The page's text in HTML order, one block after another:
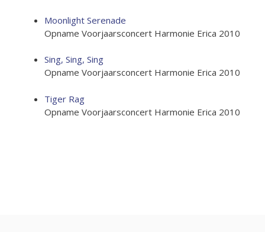
Moonlight Serenade
Opname Voorjaarsconcert Harmonie Erica 2010
Sing, Sing, Sing
Opname Voorjaarsconcert Harmonie Erica 2010
Tiger Rag
Opname Voorjaarsconcert Harmonie Erica 2010